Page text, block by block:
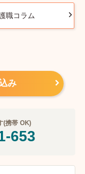
職コラム
み
(携帯 OK)
653